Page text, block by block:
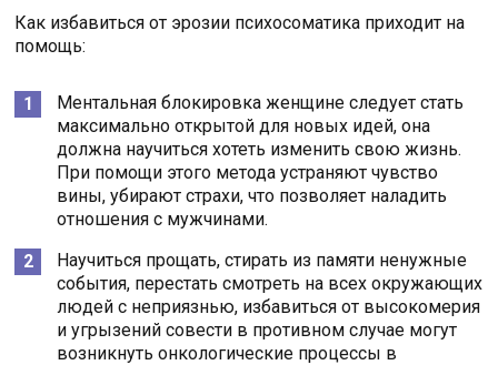
Как избавиться от эрозии психосоматика приходит на
помощь:
Ментальная блокировка женщине следует стать
максимально открытой для новых идей, она
должна научиться хотеть изменить свою жизнь.
При помощи этого метода устраняют чувство
вины, убирают страхи, что позволяет наладить
отношения с мужчинами.
Научиться прощать, стирать из памяти ненужные
события, перестать смотреть на всех окружающих
людей с неприязнью, избавиться от высокомерия
и угрызений совести в противном случае могут
возникнуть онкологические процессы в